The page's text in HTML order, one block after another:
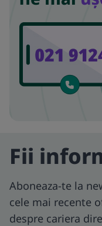
Fii
Aboneaza-te la
cele mai recente
despre cariera